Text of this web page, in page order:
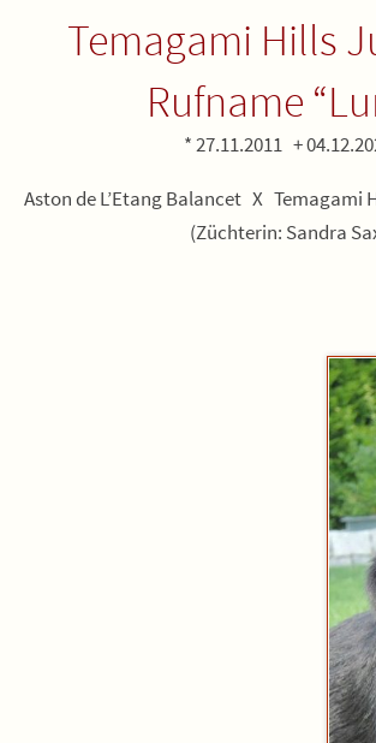
Temagami Hills
Rufname
* 27.11.2011 +
Aston de L’Etang Balancet X Temagami
(Züchterin: Sandra